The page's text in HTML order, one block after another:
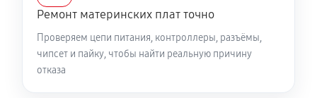
Ремонт материнских плат точно
Проверяем цепи питания, контроллеры, разъёмы,
чипсет и пайку, чтобы найти реальную причину
отказа